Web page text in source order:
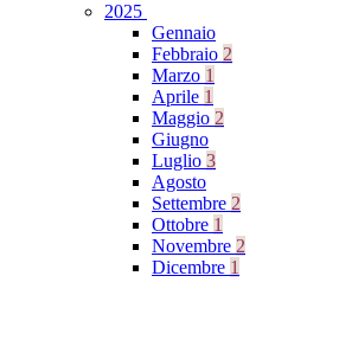
2025
Gennaio
Febbraio 2
Marzo 1
Aprile 1
Maggio 2
Giugno
Luglio 3
Agosto
Settembre 2
Ottobre 1
Novembre 2
Dicembre 1